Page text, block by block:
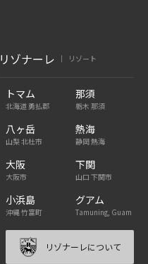
リゾナーレ リゾート
トマム
北海道 勇払郡
那須
栃木 那須
八ヶ岳
山梨 北杜市
熱海
静岡 熱海
大阪
大阪市
下関
山口 下関市
小浜島
沖縄 竹富町
グアム
Tamuning, Guam
リゾナーレについて